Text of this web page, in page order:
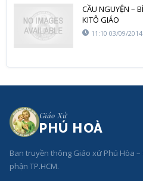
CẦU NGUYỆN –
KITÔ GIÁO
11:10 03/09/2014
Giáo Xứ
PHÚ HOÀ
Ban truyền thông Giáo xứ Phú Hòa
phận TP.HCM.